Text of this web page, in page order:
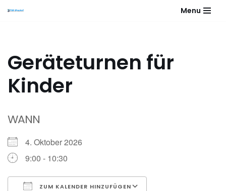
Menu
Geräteturnen für
Kinder
WANN
4. Oktober 2026
9:00 - 10:30
ZUM KALENDER HINZUFÜGEN